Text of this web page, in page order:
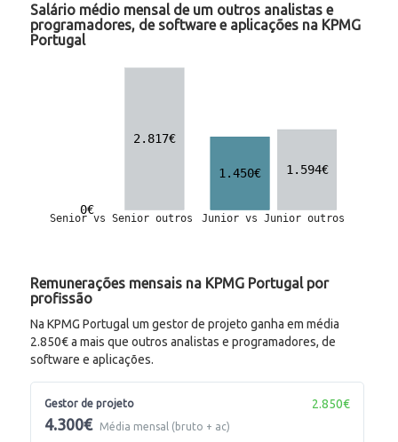
Salário médio mensal de um outros analistas e
programadores, de software e aplicações na KPMG
Portugal
Remunerações mensais na KPMG Portugal por
profissão
Na KPMG Portugal um gestor de projeto ganha em média
2.850€ a mais que outros analistas e programadores, de
software e aplicações.
Gestor de projeto
4.300€ Média mensal (bruto + ac)
2.850€